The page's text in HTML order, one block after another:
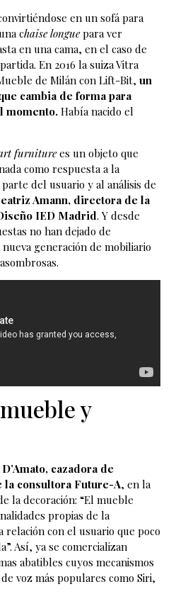
en un sofá para
chaise longuepara ver
en una cama, en el caso de
En 2016 la suiza Vitra
de Milán con Lift-Bit, un
cambia de forma para
momento. Había nacido el
furniturees un objeto que
como respuesta a la
del usuario y al análisis de
Amann, directora de la
IED Madrid. Y desde
no han dejado de
generación de mobiliario
y
cazadora de
la consultora Future-A, en la
la decoración: “El mueble
propias de la
con el usuario que poco
Así, ya se comercializan
abatibles cuyos mecanismos
voz más populares como Siri,